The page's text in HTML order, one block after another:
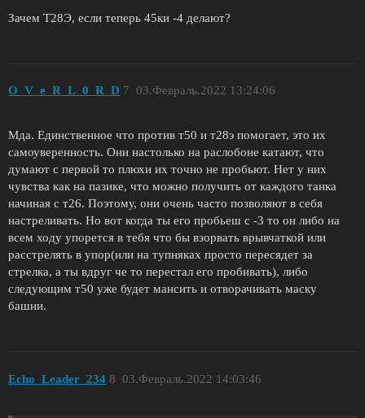
Зачем Т28Э, если теперь 45ки -4 делают?
O_V_e_R_L_0_R_D 03.Февраль.2022 13:24:06
7
Мда. Единственное что против т50 и т28э помогает, это их
самоуверенность. Они настолько на раслобоне катают, что
думают с первой то плюхи их точно не пробьют. Нет у них
чувства как на пазике, что можно получить от каждого танка
начиная с т26. Поэтому, они очень часто позволяют в себя
настреливать. Но вот когда ты его пробьеш с -3 то он либо на
всем ходу упорется в тебя что бы взорвать врывчаткой или
расстрелять в упор(или на тупняках просто пересядет за
стрелка, а ты вдруг че то перестал его пробивать), либо
следующим т50 уже будет мансить и отворачивать маску
башни.
Echo_Leader_234 03.Февраль.2022 14:03:46
8